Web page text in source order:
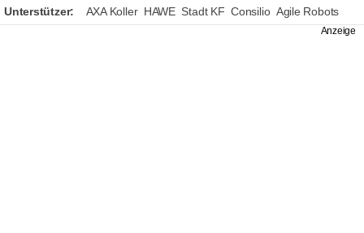
Unterstützer: AXA Koller HAWE Stadt KF Consilio Agile Robots